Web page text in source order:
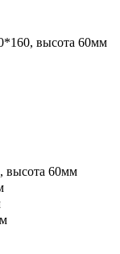
высота 60мм
высота 60мм